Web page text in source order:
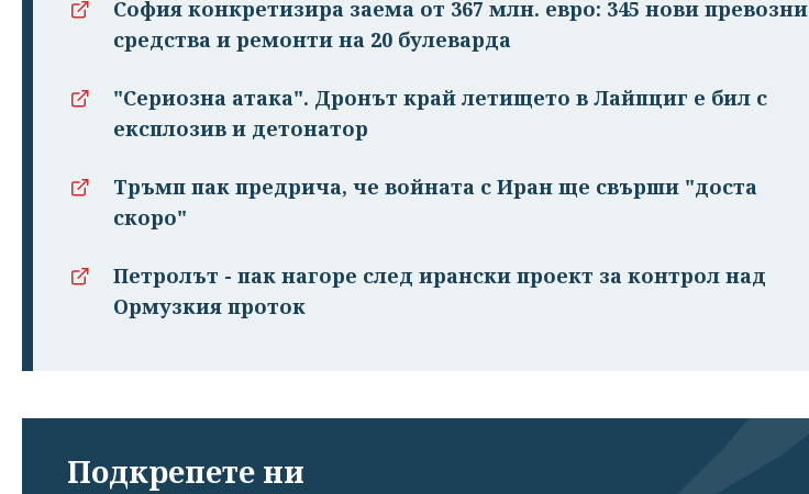
София конкретизира заема от 367 млн. евро: 345 нови превозни
средства и ремонти на 20 булеварда
"Сериозна атака". Дронът край летището в Лайпциг е бил с
експлозив и детонатор
Тръмп пак предрича, че войната с Иран ще свърши "доста
скоро"
Петролът - пак нагоре след ирански проект за контрол над
Ормузкия проток
Подкрепете ни